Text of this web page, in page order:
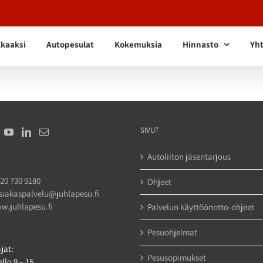
Autopesulat Kokemuksia Hinnasto
730 9180
SIVUT
Autoliiton jäsentarjous
Ohjeet
Palvelun käyttöönotto-ohjeet
Pesuohjelmat
Pesusopimukset